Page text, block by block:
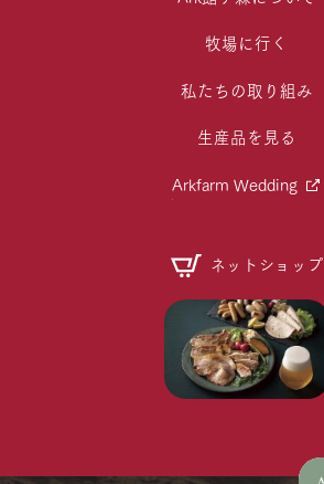
牧場に行く
私たちの取り組み
生産品を見る
Arkfarm Wedding
ネットショップ